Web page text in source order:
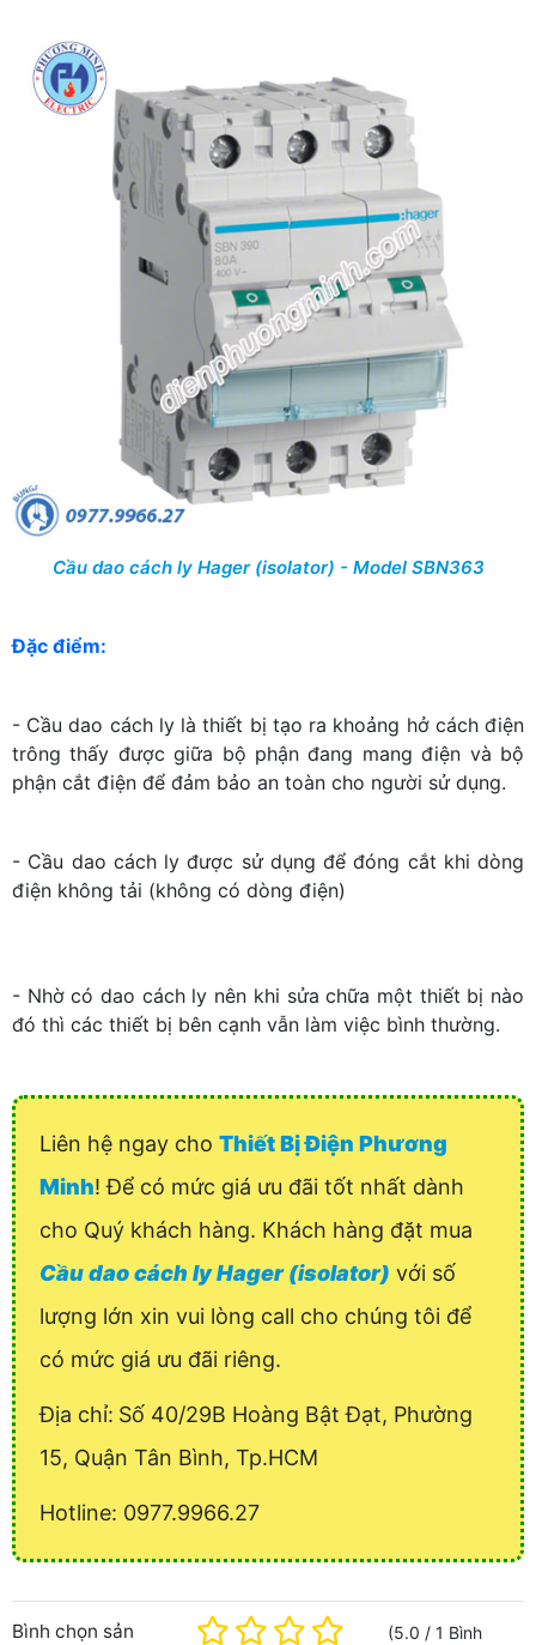
Cầu dao cách ly Hager (isolator) - Model SBN363
Đặc điểm:
- Cầu dao cách ly là thiết bị tạo ra khoảng hở cách điện
trông thấy được giữa bộ phận đang mang điện và bộ
phận cắt điện để đảm bảo an toàn cho người sử dụng.
- Cầu dao cách ly được sử dụng để đóng cắt khi dòng
điện không tải (không có dòng điện)
- Nhờ có dao cách ly nên khi sửa chữa một thiết bị nào
đó thì các thiết bị bên cạnh vẫn làm việc bình thường.
Liên hệ ngay cho Thiết Bị Điện Phương
Minh! Để có mức giá ưu đãi tốt nhất dành
cho Quý khách hàng. Khách hàng đặt mua
Cầu dao cách ly Hager (isolator) với số
lượng lớn xin vui lòng call cho chúng tôi để
có mức giá ưu đãi riêng.
Địa chỉ: Số 40/29B Hoàng Bật Đạt, Phường
15, Quận Tân Bình, Tp.HCM
Hotline: 0977.9966.27
Bình chọn sản
(5.0 /1 Bình